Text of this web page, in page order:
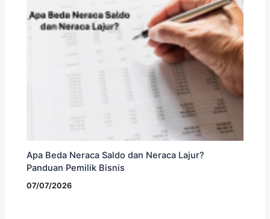
Apa Beda Neraca Saldo dan Neraca Lajur?
Panduan Pemilik Bisnis
07/07/2026